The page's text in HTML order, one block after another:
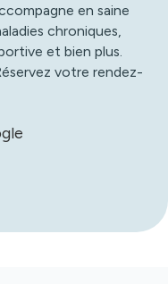
en saine
chroniques,
et bien plus.
votre rendez-